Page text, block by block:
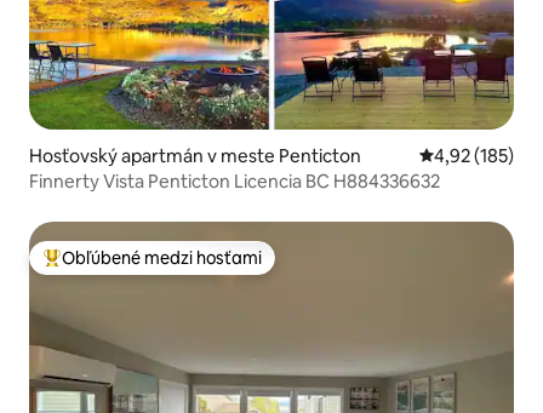
Hosťovský apartmán v meste Penticton Priemerné
4,92 (185)
Finnerty Vista Penticton Licencia BC H884336632
Najobľúbenejšie medzi hosťami
Obľúbené medzi hosťami